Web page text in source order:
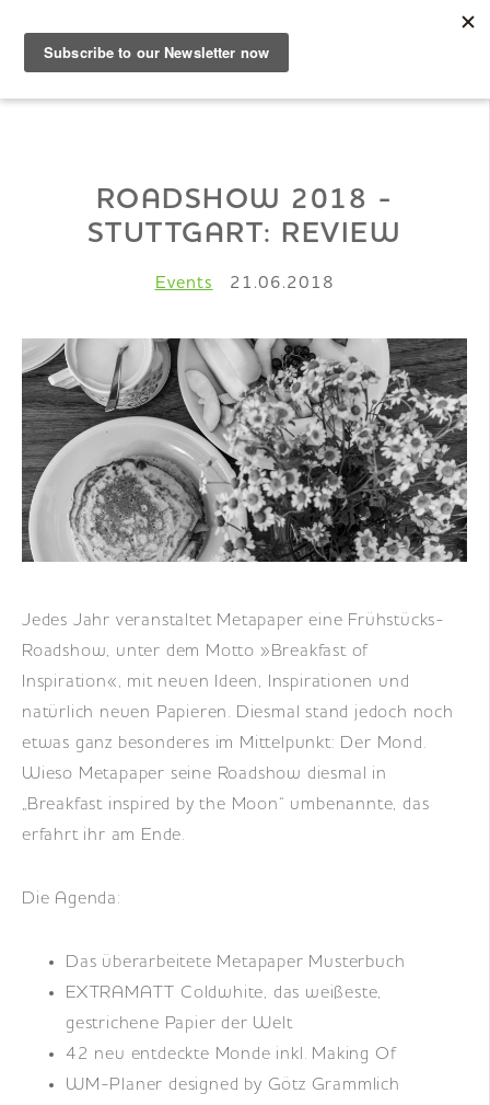
Shop
Production
Wissen
DE|EN|FR
ROADSHOW 2018 -
STUTTGART: REVIEW
Events 21.06.2018
Jedes Jahr veranstaltet Metapaper eine Frühstücks-
Roadshow, unter dem Motto »Breakfast of
Inspiration«, mit neuen Ideen, Inspirationen und
natürlich neuen Papieren. Diesmal stand jedoch noch
etwas ganz besonderes im Mittelpunkt: Der Mond.
Wieso Metapaper seine Roadshow diesmal in
„Breakfast inspired by the Moon“ umbenannte, das
erfahrt ihr am Ende.
Die Agenda:
Das überarbeitete Metapaper Musterbuch
EXTRAMATT Coldwhite, das weißeste,
gestrichene Papier der Welt
42 neu entdeckte Monde inkl. Making Of
WM-Planer designed by Götz Grammlich